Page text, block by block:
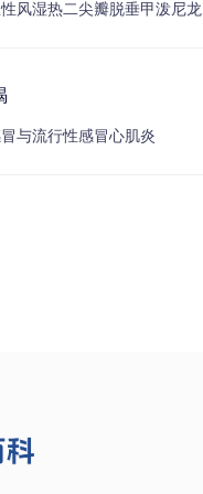
风湿热二尖瓣脱垂甲泼尼龙
与流行性感冒心肌炎